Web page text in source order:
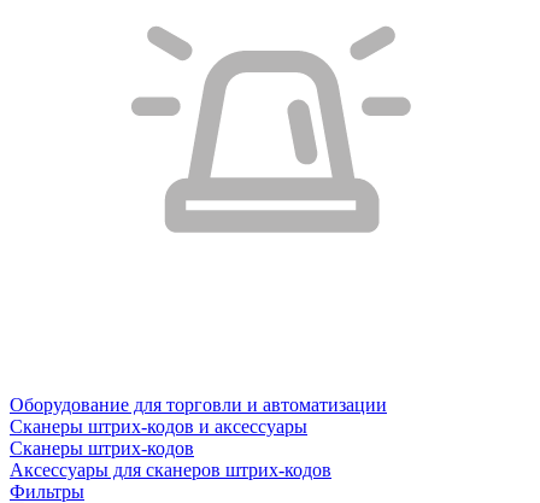
Оборудование для торговли и автоматизации
Сканеры штрих-кодов и аксессуары
Сканеры штрих-кодов
Аксессуары для сканеров штрих-кодов
Фильтры